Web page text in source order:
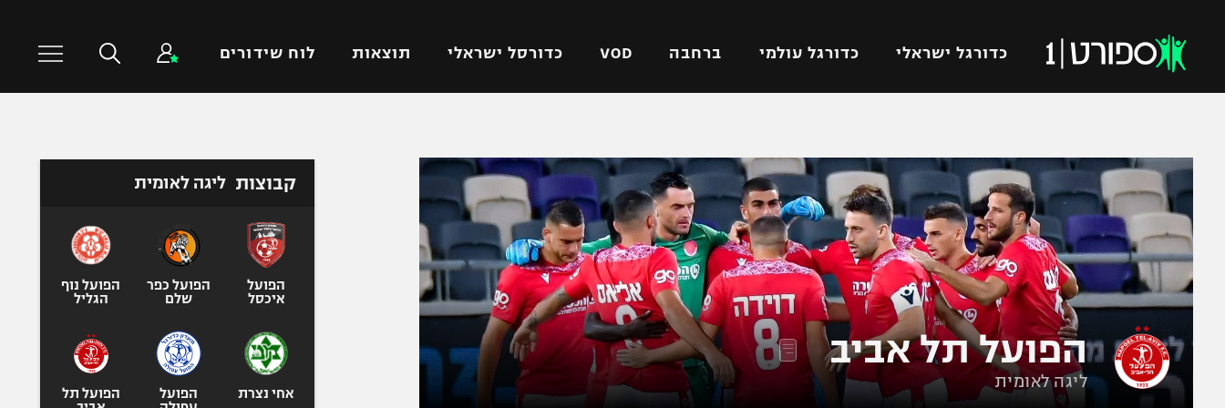
כדורגל ישראלי כדורגל עולמי ברחבה VOD כדורסל ישראלי תוצאות לוח שידורים
רץ ברשת
תוצאות
לוח שידורים
ברחבה
"מעל הליגה" – פודקאסט
"מחצית בשכונה" – פודקאסט
ליגת העל
ליגה לאומית
גביע הטוטו
ליגיונרים
גביע המדינה
נבחרת ישראל
מכבי חיפה
בית"ר ירושלים
ליגת האלופות
ליגה אירופית
ליגה אנגלית
ליגה גרמנית
ליגה ספרדית
ליגה איטלקית
ליגה צרפתית
ליגה הולנדית
ליגת ווינר סל
ליגה לאומית
כדורסל נשים
מכבי תל אביב
הפועל חולון
הפועל ירושלים
דני אבדיה
טניס
כדורעף
שחייה
ספורט אולימפי
הפועל תל אביב
ליגה לאומית
קבוצות ליגה לאומית
הפועל
איכסל
הפועל כפר
שלם
הפועל נוף
הגליל
אחי נצרת
הפועל
הפועל תל